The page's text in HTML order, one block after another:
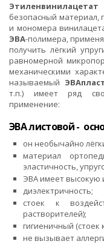
Этиленвинилацетат
безопасный материал,
и мономера
ЭВА-полимера,
получить лёгкий
равномерной
механическими
называемый
т.п.) имеет ряд
применение:
ЭВА листовой -
он необычайно
материал
эластичность,
ЭВА имеет высокую
диэлектричность;
стоек к
растворителей);
гигиеничный (стоек
не вызывает